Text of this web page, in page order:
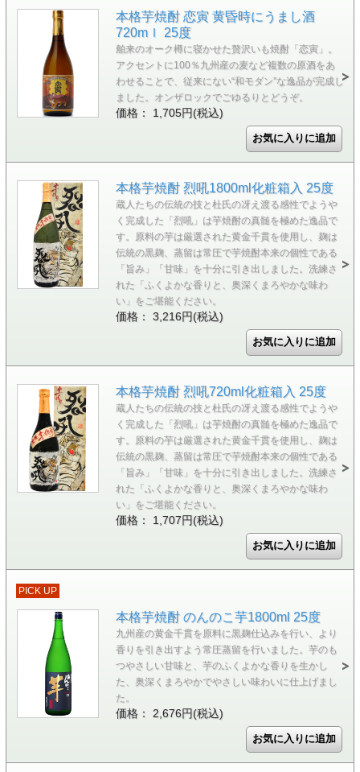
本格芋焼酎 恋寅 黄昏時にうまし酒
720mｌ 25度
舶来のオーク樽に寝かせた贅沢いも焼酎「恋寅」。
アクセントに100％九州産の麦など複数の原酒をあ
わせることで、従来にない“和モダン”な逸品が完成し
ました。オンザロックでごゆるりとどうぞ。
価格： 1,705円(税込)
本格芋焼酎 烈吼1800ml化粧箱入 25度
蔵人たちの伝統の技と杜氏の冴え渡る感性でようや
く完成した「烈吼」は芋焼酎の真髄を極めた逸品で
す。原料の芋は厳選された黄金千貫を使用し、麹は
伝統の黒麹、蒸留は常圧で芋焼酎本来の個性である
「旨み」「甘味」を十分に引き出しました。洗練さ
れた「ふくよかな香りと、奥深くまろやかな味わ
い」をご堪能ください。
価格： 3,216円(税込)
本格芋焼酎 烈吼720ml化粧箱入 25度
蔵人たちの伝統の技と杜氏の冴え渡る感性でようや
く完成した「烈吼」は芋焼酎の真髄を極めた逸品で
す。原料の芋は厳選された黄金千貫を使用し、麹は
伝統の黒麹、蒸留は常圧で芋焼酎本来の個性である
「旨み」「甘味」を十分に引き出しました。洗練さ
れた「ふくよかな香りと、奥深くまろやかな味わ
い」をご堪能ください。
価格： 1,707円(税込)
PICK UP
本格芋焼酎 のんのこ芋1800ml 25度
九州産の黄金千貫を原料に黒麹仕込みを行い、より
香りを引き出すよう常圧蒸留を行いました。芋のも
つやさしい甘味と、芋のふくよかな香りを生かし
た、奥深くまろやかでやさしい味わいに仕上げまし
た。
価格： 2,676円(税込)